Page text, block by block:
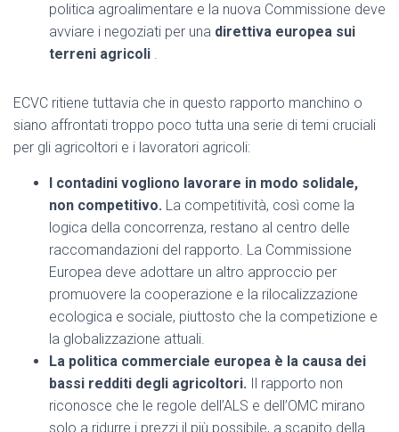
politica agroalimentare e la nuova Commissione deve
avviare i negoziati per una direttiva europea sui
terreni agricoli .
ECVC ritiene tuttavia che in questo rapporto manchino o
siano affrontati troppo poco tutta una serie di temi cruciali
per gli agricoltori e i lavoratori agricoli:
I contadini vogliono lavorare in modo solidale,
non competitivo. La competitività, così come la
logica della concorrenza, restano al centro delle
raccomandazioni del rapporto. La Commissione
Europea deve adottare un altro approccio per
promuovere la cooperazione e la rilocalizzazione
ecologica e sociale, piuttosto che la competizione e
la globalizzazione attuali.
La politica commerciale europea è la causa dei
bassi redditi degli agricoltori. Il rapporto non
riconosce che le regole dell’ALS e dell’OMC mirano
solo a ridurre i prezzi il più possibile, a scapito della